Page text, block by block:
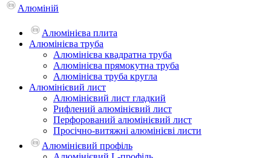
Алюміній
Алюмінієва плита
Алюмінієва труба
Алюмінієва квадратна труба
Алюмінієва прямокутна труба
Алюмінієва труба кругла
Алюмінієвий лист
Алюмінієвий лист гладкий
Рифлений алюмінієвий лист
Перфорований алюмінієвий лист
Просічно-витяжні алюмінієві листи
Алюмінієвий профіль